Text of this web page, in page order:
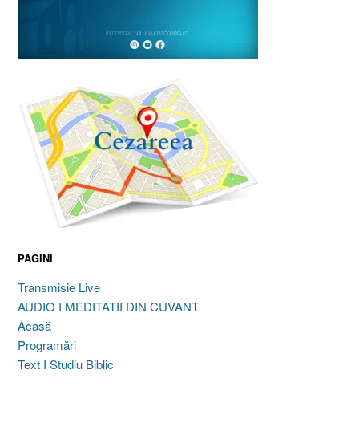
PAGINI
Transmisie Live
AUDIO I MEDITATII DIN CUVANT
Acasă
Programări
Text I Studiu Biblic